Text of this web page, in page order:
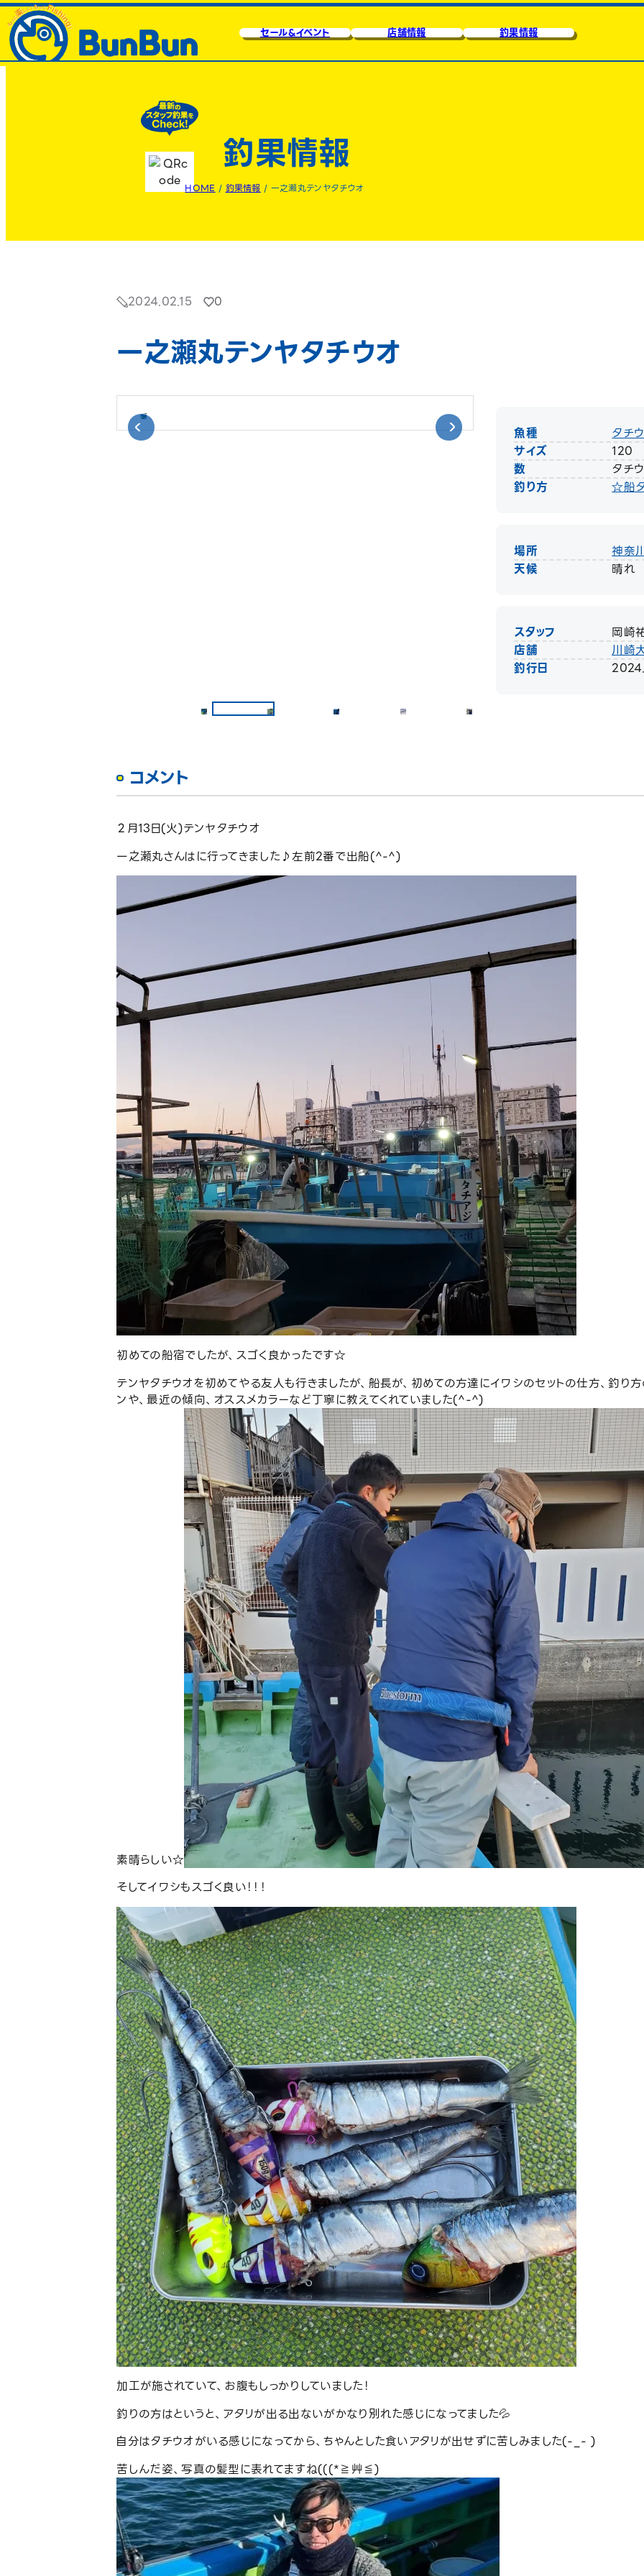
セール&イベント 店舗情報 釣果情報
釣果情報
HOME / 釣果情報 / 一之瀬丸テンヤタチウオ
2024.02.15 0
一之瀬丸テンヤタチウオ
魚種
タチ
サイズ
120
数
タチ
釣り方
☆船
場所
神奈
天候
晴れ
スタッフ
岡崎
店舗
川崎
釣行日
コメント
２月13日(火)テンヤタチウオ
一之瀬丸さんはに行ってきました♪左前2番で出船(^-^)
初めての船宿でしたが、スゴく良かったです☆
テンヤタチウオを初めてやる友人も行きましたが、船長が、初めての方達にイワシのセットの仕方、釣り
ンや、最近の傾向、オススメカラーなど丁寧に教えてくれていました(^-^)
素晴らしい☆
そしてイワシもスゴく良い！！！
加工が施されていて、お腹もしっかりしていました！️
釣りの方はというと、アタリが出る出ないがかなり別れた感じになってました💦
自分はタチウオがいる感じになってから、ちゃんとした食いアタリが出せずに苦しみました(-_- )
苦しんだ姿、写真の髪型に表れてますね(((*≧艸≦)